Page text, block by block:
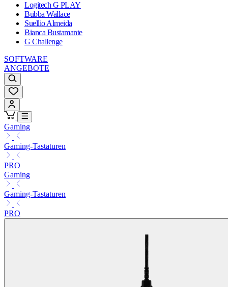
Logitech G PLAY
Bubba Wallace
Suellio Almeida
Bianca Bustamante
G Challenge
SOFTWARE
ANGEBOTE
Gaming
Gaming-Tastaturen
PRO
Gaming
Gaming-Tastaturen
PRO